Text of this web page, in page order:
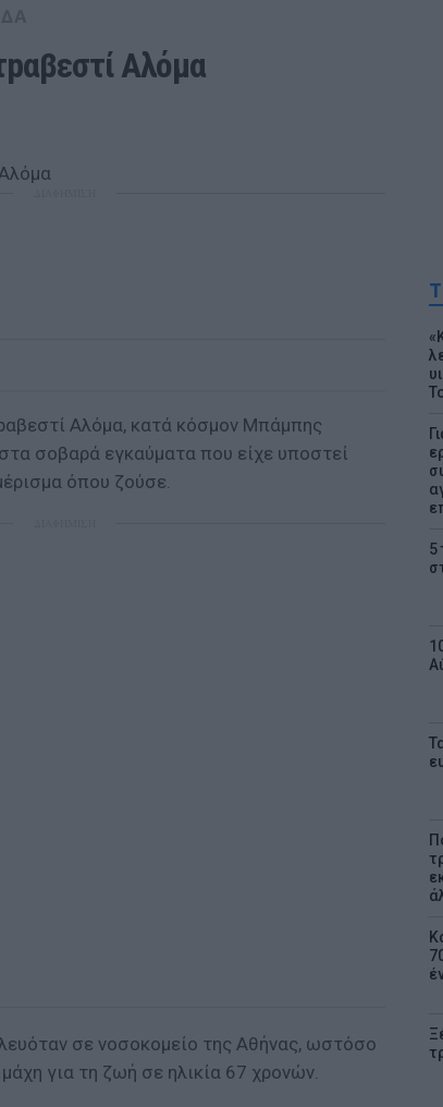
5
Αλόμα
Αλόμα, κατά κόσμον Μπάμπης
σοβαρά εγκαύματα που είχε υποστεί
όπου ζούσε.
σε νοσοκομείο της Αθήνας, ωστόσο
για τη ζωή σε ηλικία 67 χρονών.